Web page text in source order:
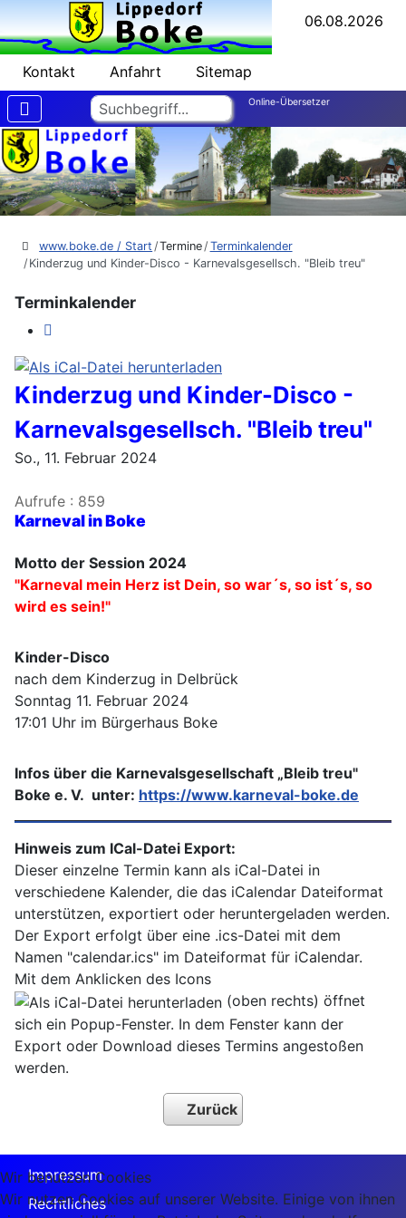
Suchen Online-Übersetzer
Kontakt Anfahrt Sitemap
06.08.2026
www.boke.de / Start Termine Terminkalender
Kinderzug und Kinder-Disco - Karnevalsgesellsch. "Bleib treu"
Terminkalender
Kinderzug und Kinder-Disco -
Karnevalsgesellsch. "Bleib treu"
So., 11. Februar 2024
Aufrufe : 859
Karneval in Boke
Motto der Session 2024
"Karneval mein Herz ist Dein, so war´s, so ist´s, so
wird es sein!"
Kinder-Disco
nach dem Kinderzug in Delbrück
Sonntag 11. Februar 2024
17:01 Uhr im Bürgerhaus Boke
Infos über die Karnevalsgesellschaft „Bleib treu"
Boke e. V. unter: https://www.karneval-boke.de
Hinweis zum ICal-Datei Export:
Dieser einzelne Termin kann als iCal-Datei in
verschiedene Kalender, die das iCalendar Dateiformat
unterstützen, exportiert oder heruntergeladen werden.
Der Export erfolgt über eine .ics-Datei mit dem
Namen "calendar.ics" im Dateiformat für iCalendar.
Mit dem Anklicken des Icons
(oben rechts) öffnet
sich ein Popup-Fenster. In dem Fenster kann der
Export oder Download dieses Termins angestoßen
werden.
Zurück
Impressum
Rechtliches
Wir benutzen Cookies
Wir nutzen Cookies auf unserer Website. Einige von ihnen